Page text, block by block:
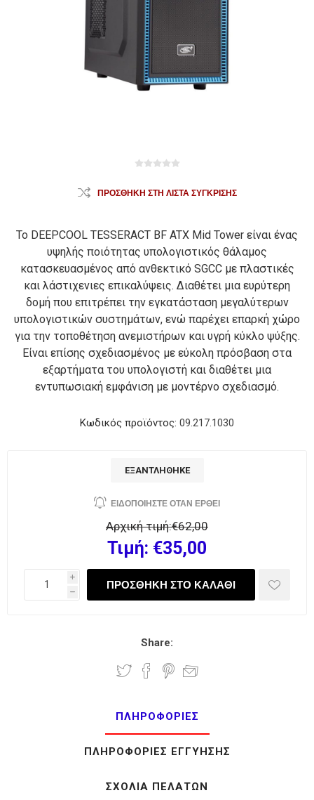
ΠΡΟΣΘΉΚΗ ΣΤΗ ΛΊΣΤΑ ΣΎΓΚΡΙΣΗΣ
Το DEEPCOOL TESSERACT BF ATX Mid Tower είναι ένας
υψηλής ποιότητας υπολογιστικός θάλαμος
κατασκευασμένος από ανθεκτικό SGCC με πλαστικές
και λάστιχενιες επικαλύψεις. Διαθέτει μια ευρύτερη
δομή που επιτρέπει την εγκατάσταση μεγαλύτερων
υπολογιστικών συστημάτων, ενώ παρέχει επαρκή χώρο
για την τοποθέτηση ανεμιστήρων και υγρή κύκλο ψύξης.
Είναι επίσης σχεδιασμένος με εύκολη πρόσβαση στα
εξαρτήματα του υπολογιστή και διαθέτει μια
εντυπωσιακή εμφάνιση με μοντέρνο σχεδιασμό.
Κωδικός προϊόντος: 09.217.1030
ΕΞΑΝΤΛΉΘΗΚΕ
Αρχική τιμή:€62,00
Τιμή: €35,00
i
h
Share:
ΠΛΗΡΟΦΟΡΊΕΣ
ΠΛΗΡΟΦΟΡΊΕΣ ΕΓΓΎΗΣΗΣ
ΣΧΌΛΙΑ ΠΕΛΑΤΏΝ